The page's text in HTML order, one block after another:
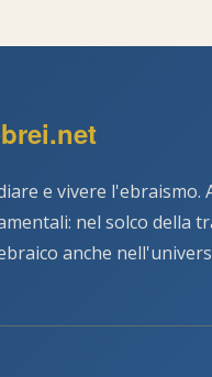
e vivere
nel solco della
anche